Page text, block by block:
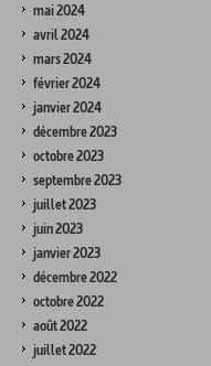
mai 2024
avril 2024
mars 2024
février 2024
janvier 2024
décembre 2023
octobre 2023
septembre 2023
juillet 2023
juin 2023
janvier 2023
décembre 2022
octobre 2022
août 2022
juillet 2022